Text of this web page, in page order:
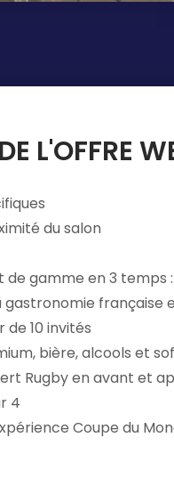
L'OFFRE
du salon
de gamme en 3
française
10 invités
bière, alcools et
Rugby en avant et
4
Coupe du